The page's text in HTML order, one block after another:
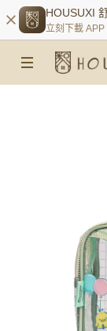
HOUSUXI
立刻下載